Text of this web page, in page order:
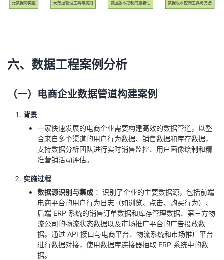
元数据的类型 元数据管理工具与实践 数据版本控制的重要性 数据版本控制工具与方法
六、数据工程案例分析
（一）电商企业数据管道构建案例
背景
一家快速发展的电商企业需要构建高效的数据管道，以整
合来自多个渠道的用户行为数据、销售数据和库存数据，
支持数据分析团队进行实时销售监控、用户画像绘制和精
准营销活动评估。
实施过程
数据源识别与集成 ：识别了企业的主要数据源，包括前端
电商平台的用户行为日志（如浏览、点击、购买行为）、
后端 ERP 系统的销售订单数据和库存管理数据、第三方物
流公司的物流状态数据以及市场推广平台的广告投放数
据。通过 API 接口与电商平台、物流系统和市场推广平台
进行数据对接，使用数据库连接器抽取 ERP 系统中的数
据。